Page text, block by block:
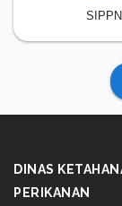
SIPPN
DINAS
PERIKANAN